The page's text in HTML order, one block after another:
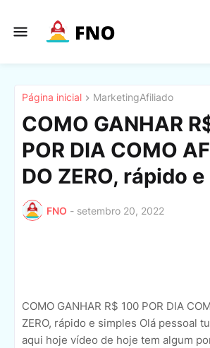
Página inicial MarketingAfiliado
COMO GANHAR
POR DIA COMO
DO ZERO, rápido
FNO - setembro 20, 2022
COMO GANHAR R$ 100 POR DIA
ZERO, rápido e simples Olá pessoal
aqui hoje vídeo de hoje tem algum